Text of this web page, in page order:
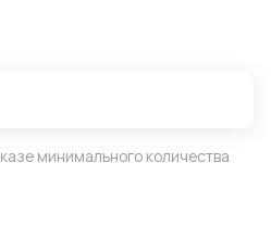
минимального количества